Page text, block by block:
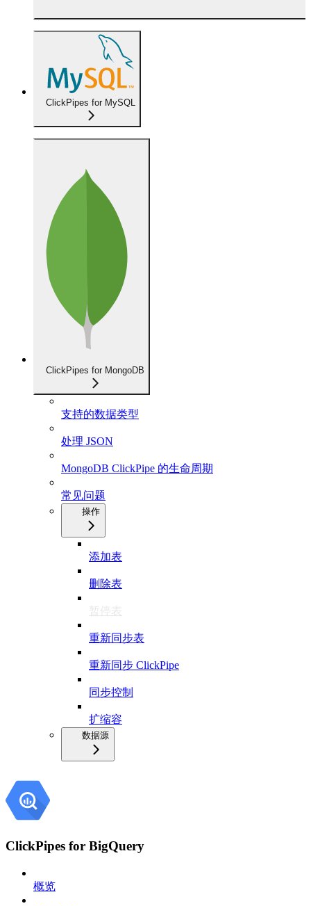
ClickPipes for MySQL
ClickPipes for MongoDB
支持的数据类型
处理 JSON
MongoDB ClickPipe 的生命周期
常见问题
操作
添加表
删除表
暂停表
重新同步表
重新同步 ClickPipe
同步控制
扩缩容
数据源
ClickPipes for BigQuery
概览